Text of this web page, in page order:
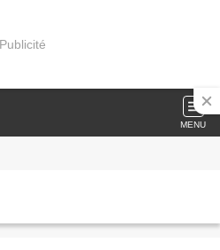
Publicité
MENU